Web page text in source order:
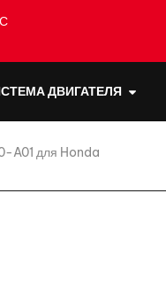
ДВИГАТЕЛЯ
A01 для Honda